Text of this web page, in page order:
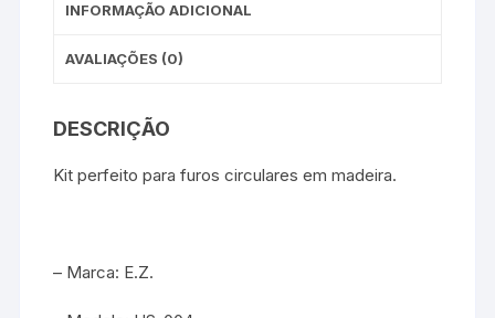
INFORMAÇÃO ADICIONAL
AVALIAÇÕES (0)
DESCRIÇÃO
Kit perfeito para furos circulares em madeira.
– Marca: E.Z.